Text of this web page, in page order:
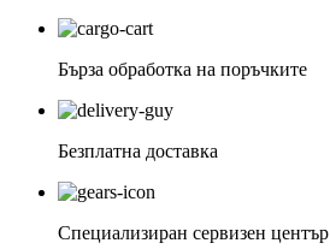
Бърза обработка на поръчките
Безплатна доставка
Специализиран сервизен център